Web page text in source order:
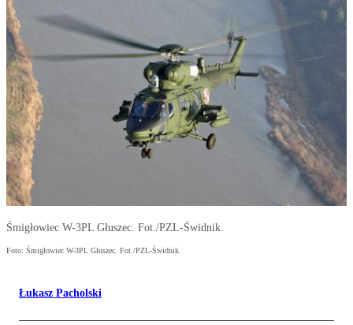
Śmigłowiec W-3PL Głuszec. Fot./PZL-Świdnik.
Foto: Śmigłowiec W-3PL Głuszec. Fot./PZL-Świdnik.
Łukasz Pacholski